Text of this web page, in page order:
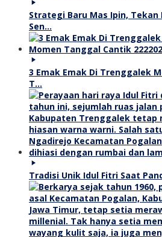
Strategi Baru Mas Ipin,
Sen…
3 Emak Emak Di Trenggalek
T…
Tradisi Unik Idul Fitri Saat